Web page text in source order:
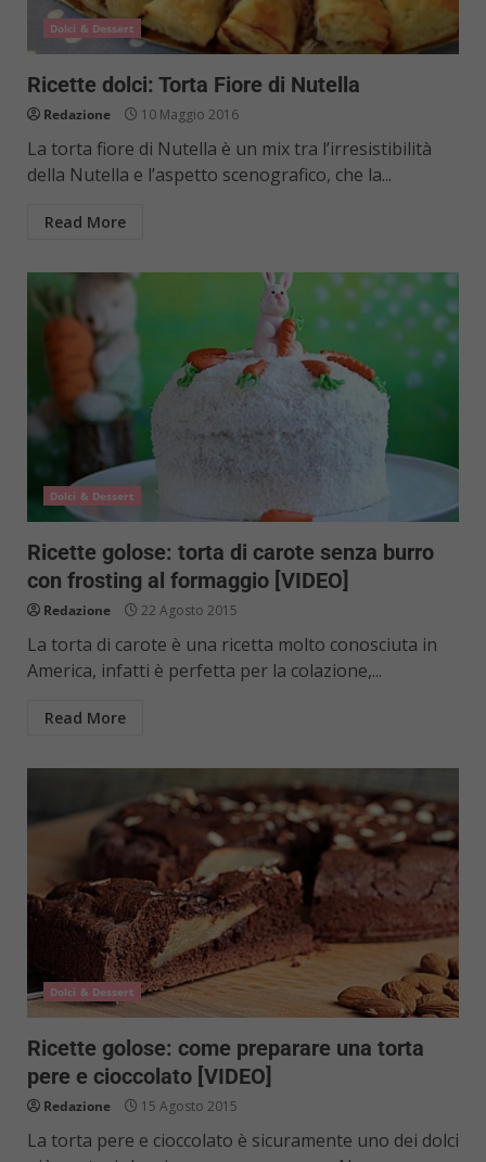
Dolci & Dessert
Ricette dolci: Torta Fiore di Nutella
Redazione 10 Maggio 2016
La torta fiore di Nutella è un mix tra l’irresistibilità
della Nutella e l’aspetto scenografico, che la...
Read More
Dolci & Dessert
Ricette golose: torta di carote senza burro
con frosting al formaggio [VIDEO]
Redazione 22 Agosto 2015
La torta di carote è una ricetta molto conosciuta in
America, infatti è perfetta per la colazione,...
Read More
Dolci & Dessert
Ricette golose: come preparare una torta
pere e cioccolato [VIDEO]
Redazione 15 Agosto 2015
La torta pere e cioccolato è sicuramente uno dei dolci